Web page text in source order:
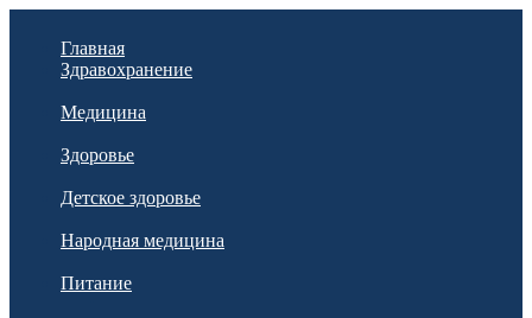
Главная
Здравохранение
Медицина
Здоровье
Детское здоровье
Народная медицина
Питание